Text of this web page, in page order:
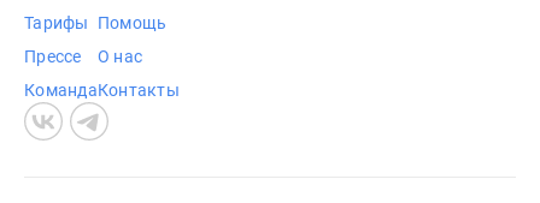
Тарифы
Прессе
Команда
Помощь
О нас
Контакты